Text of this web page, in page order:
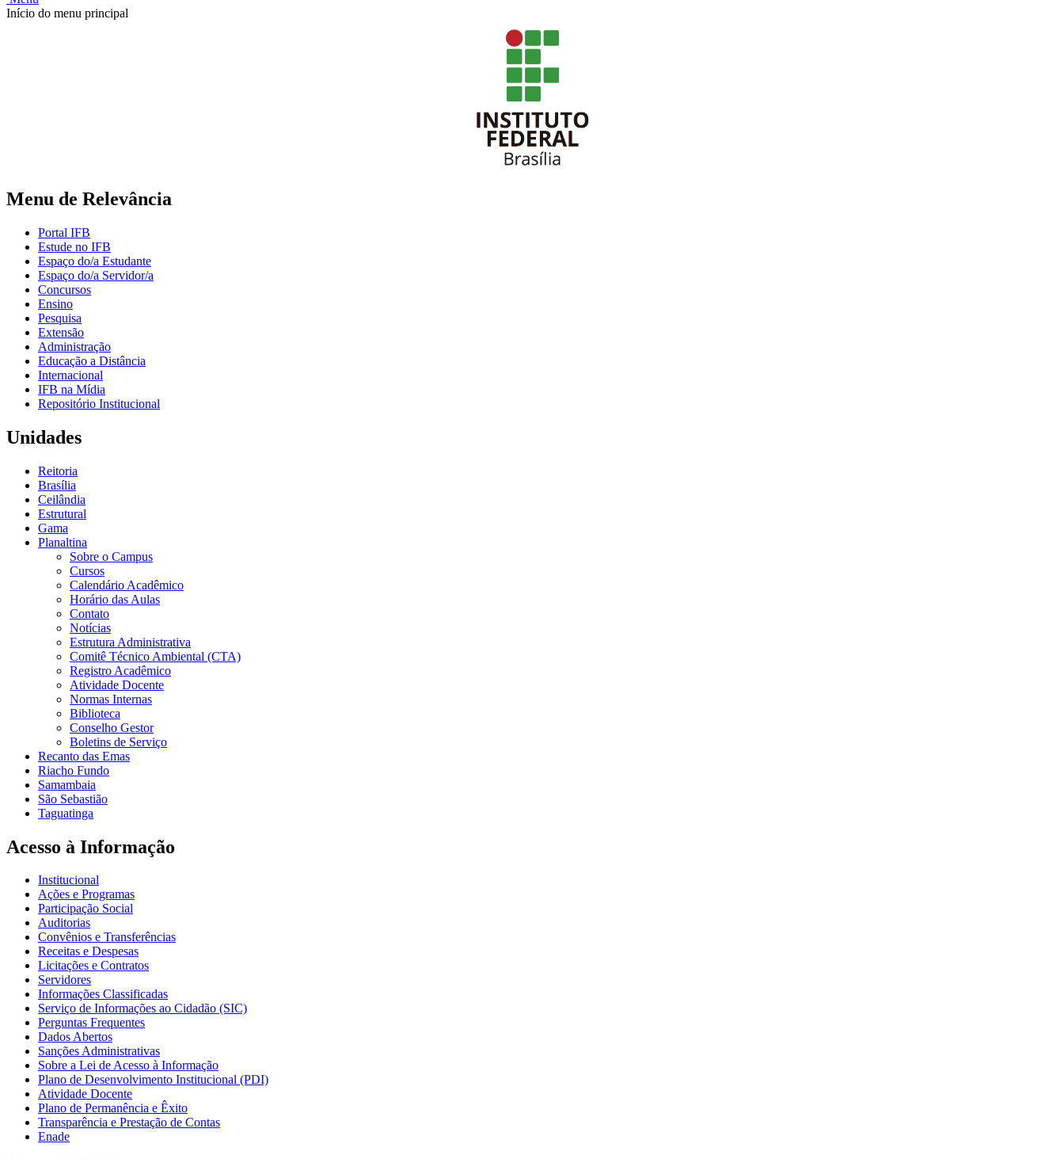
Início do menu principal
Menu de Relevância
Portal IFB
Estude no IFB
Espaço do/a Estudante
Espaço do/a Servidor/a
Concursos
Ensino
Pesquisa
Extensão
Administração
Educação a Distância
Internacional
IFB na Mídia
Repositório Institucional
Unidades
Reitoria
Brasília
Ceilândia
Estrutural
Gama
Planaltina
Sobre o Campus
Cursos
Calendário Acadêmico
Horário das Aulas
Contato
Notícias
Estrutura Administrativa
Comitê Técnico Ambiental (CTA)
Registro Acadêmico
Atividade Docente
Normas Internas
Biblioteca
Conselho Gestor
Boletins de Serviço
Recanto das Emas
Riacho Fundo
Samambaia
São Sebastião
Taguatinga
Acesso à Informação
Institucional
Ações e Programas
Participação Social
Auditorias
Convênios e Transferências
Receitas e Despesas
Licitações e Contratos
Servidores
Informações Classificadas
Serviço de Informações ao Cidadão (SIC)
Perguntas Frequentes
Dados Abertos
Sanções Administrativas
Sobre a Lei de Acesso à Informação
Plano de Desenvolvimento Institucional (PDI)
Atividade Docente
Plano de Permanência e Êxito
Transparência e Prestação de Contas
Enade